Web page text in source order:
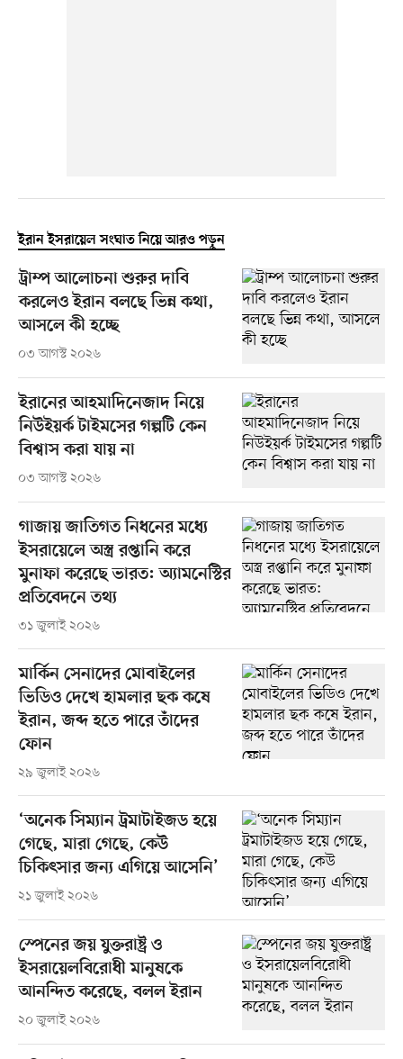
ইরান ইসরায়েল সংঘাত নিয়ে আরও পড়ুন
ট্রাম্প আলোচনা শুরুর দাবি
করলেও ইরান বলছে ভিন্ন কথা,
আসলে কী হচ্ছে
০৩ আগস্ট ২০২৬
ইরানের আহমাদিনেজাদ নিয়ে
নিউইয়র্ক টাইমসের গল্পটি কেন
বিশ্বাস করা যায় না
০৩ আগস্ট ২০২৬
গাজায় জাতিগত নিধনের মধ্যে
ইসরায়েলে অস্ত্র রপ্তানি করে
মুনাফা করেছে ভারত: অ্যামনেস্টির
প্রতিবেদনে তথ্য
৩১ জুলাই ২০২৬
মার্কিন সেনাদের মোবাইলের
ভিডিও দেখে হামলার ছক কষে
ইরান, জব্দ হতে পারে তাঁদের
ফোন
২৯ জুলাই ২০২৬
‘অনেক সিম্যান ট্রমাটাইজড হয়ে
গেছে, মারা গেছে, কেউ
চিকিৎসার জন্য এগিয়ে আসেনি’
২১ জুলাই ২০২৬
স্পেনের জয় যুক্তরাষ্ট্র ও
ইসরায়েলবিরোধী মানুষকে
আনন্দিত করেছে, বলল ইরান
২০ জুলাই ২০২৬